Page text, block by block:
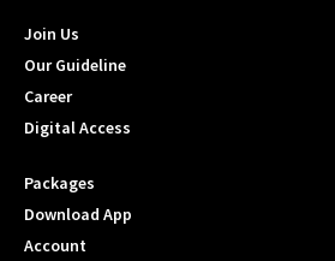
Join Us
Our Guideline
Career
Digital Access
Packages
Download App
Account